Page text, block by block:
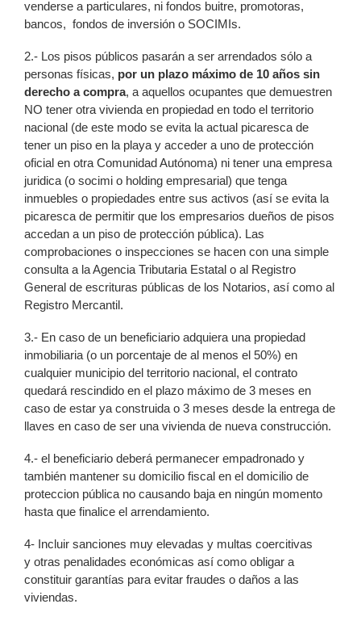
venderse a particulares, ni fondos buitre, promotoras,
bancos, fondos de inversión o SOCIMIs.
2.- Los pisos públicos pasarán a ser arrendados sólo a
personas físicas, por un plazo máximo de 10 años sin
derecho a compra, a aquellos ocupantes que demuestren
NO tener otra vivienda en propiedad en todo el territorio
nacional (de este modo se evita la actual picaresca de
tener un piso en la playa y acceder a uno de protección
oficial en otra Comunidad Autónoma) ni tener una empresa
juridica (o socimi o holding empresarial) que tenga
inmuebles o propiedades entre sus activos (así se evita la
picaresca de permitir que los empresarios dueños de pisos
accedan a un piso de protección pública). Las
comprobaciones o inspecciones se hacen con una simple
consulta a la Agencia Tributaria Estatal o al Registro
General de escrituras públicas de los Notarios, así como al
Registro Mercantil.
3.- En caso de un beneficiario adquiera una propiedad
inmobiliaria (o un porcentaje de al menos el 50%) en
cualquier municipio del territorio nacional, el contrato
quedará rescindido en el plazo máximo de 3 meses en
caso de estar ya construida o 3 meses desde la entrega de
llaves en caso de ser una vivienda de nueva construcción.
4.- el beneficiario deberá permanecer empadronado y
también mantener su domicilio fiscal en el domicilio de
proteccion pública no causando baja en ningún momento
hasta que finalice el arrendamiento.
4- Incluir sanciones muy elevadas y multas coercitivas
y otras penalidades económicas así como obligar a
constituir garantías para evitar fraudes o daños a las
viviendas.